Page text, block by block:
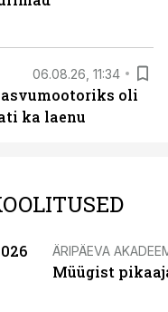
06.08.26, 11:34
oli
ka laenu
ÄRIPÄEVA
Müügist